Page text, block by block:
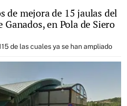
de mejora de 15 jaulas del
en Pola de Siero
de las cuales ya se han ampliado